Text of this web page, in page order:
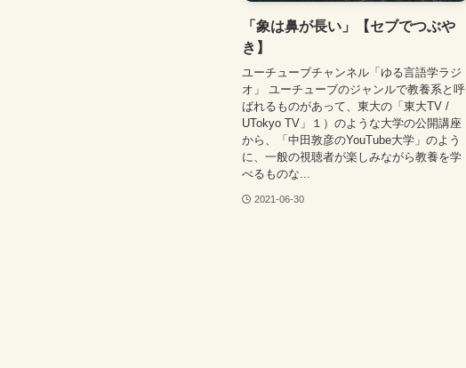
「象は鼻が長い」【セブでつぶや
き】
ユーチューブチャンネル「ゆる言語学ラジ
オ」 ユーチューブのジャンルで教養系と呼
ばれるものがあって、東大の「東大TV /
UTokyo TV」１）のような大学の公開講座
から、「中田敦彦のYouTube大学」のよう
に、一般の視聴者が楽しみながら教養を学
べるものな...
2021-06-30